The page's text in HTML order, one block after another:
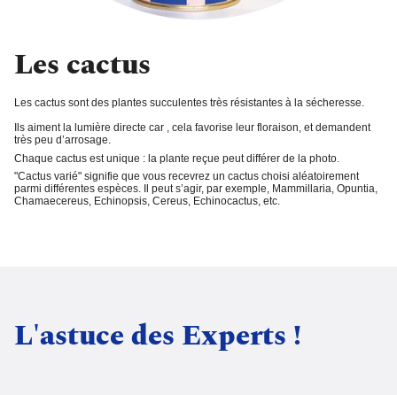
Les cactus
Les cactus sont des plantes succulentes très résistantes à la sécheresse.
Ils aiment la lumière directe car , cela favorise leur floraison, et demandent
très peu d’arrosage.
Chaque cactus est unique : la plante reçue peut différer de la photo.
"Cactus varié" signifie que vous recevrez un cactus choisi aléatoirement
parmi différentes espèces. Il peut s’agir, par exemple, Mammillaria, Opuntia,
Chamaecereus, Echinopsis, Cereus, Echinocactus, etc.
L'astuce des Experts !